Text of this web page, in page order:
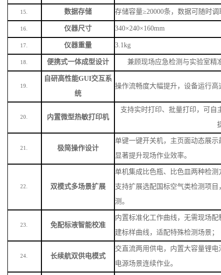
15. 数据存储 存储容量≥20000条，数据可随时
16. 仪器尺寸 340×240×160mm
17. 仪器重量 3.1kg
18. 便携式一体成型设计 兼顾现场应急检测与实验室精
19.
自研高性能GUI交互系
统
操作流畅度大幅提升，设备运行
20. 内置微型热敏打印机
支持实时打印、批量打印，可自
21. 极简操作设计
单键一键开关机，主页面动态展
显著提升现场作业效率。
22. 双模式多场景扩展
单机集成比色瓶、比色皿两种检
支持扩展选配国标空气类检测项
测。
23. 免配标液智能校准
内置标准化工作曲线，无需现场
建标样曲线，适配特殊检测场景 ；
24. 长续航双供电模式
交直流两用供电，内置大容量锂电
电源场景连续作业。